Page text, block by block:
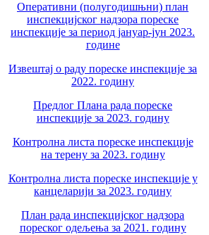
Оперативни (полугодишњни) план
инспекцијског надзора пореске
инспекције за период јануар-јун 2023.
године
Извештај о раду пореске инспекције за
2022. годину
Предлог Плана рада пореске
инспекције за 2023. годину
Контролна листа пореске инспекције
на терену за 2023. годину
Контролна листа пореске инспекције у
канцеларији за 2023. годину
План рада инспекцијског надзора
пореског одељења за 2021. годину